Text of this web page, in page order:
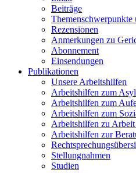
Beiträge
Themenschwerpunkte
Rezensionen
Anmerkungen zu
Abonnement
Einsendungen
Publikationen
Unsere Arbeitshilfen
Arbeitshilfen zum
Arbeitshilfen zum
Arbeitshilfen zum
Arbeitshilfen zu
Arbeitshilfen zur
Stellungnahmen
Studien